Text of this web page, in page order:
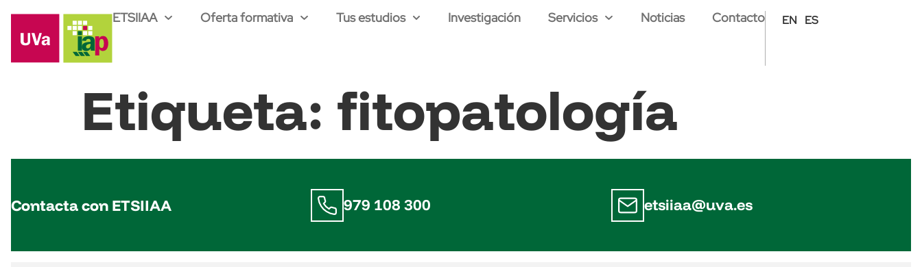
ETSIIAA Oferta formativa Tus estudios Investigación Servicios Noticias Contacto EN ES
Etiqueta: fitopatología
Contacta con ETSIIAA 979 108 300 etsiiaa@uva.es